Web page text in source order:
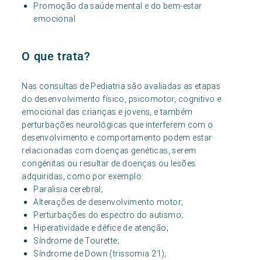
Promoção da saúde mental e do bem-estar
emocional
O que trata?
Nas consultas de Pediatria são avaliadas as etapas
do desenvolvimento físico, psicomotor, cognitivo e
emocional das crianças e jovens, e também
perturbações neurológicas que interferem com o
desenvolvimento e comportamento podem estar
relacionadas com doenças genéticas, serem
congénitas ou resultar de doenças ou lesões
adquiridas, como por exemplo:
Paralisia cerebral;
Alterações de desenvolvimento motor;
Perturbações do espectro do autismo;
Hiperatividade e défice de atenção;
Síndrome de Tourette;
Síndrome de Down (trissomia 21);